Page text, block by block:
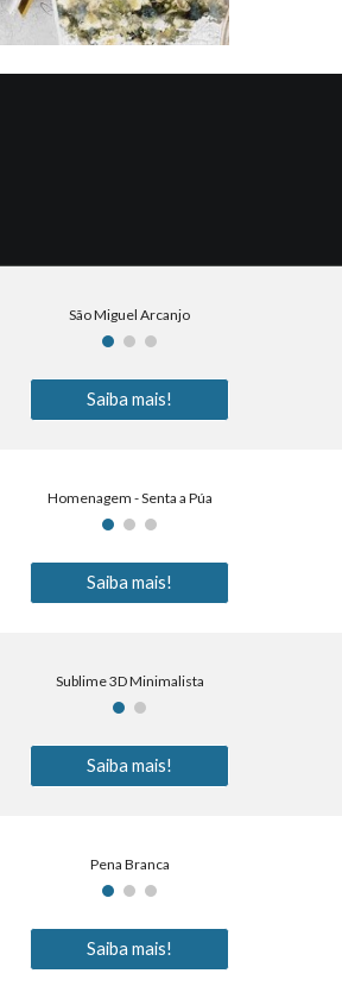
São Miguel Arcanjo
Saiba mais!
Homenagem - Senta a Púa
Saiba mais!
Sublime 3D Minimalista
Saiba mais!
Pena Branca
Saiba mais!